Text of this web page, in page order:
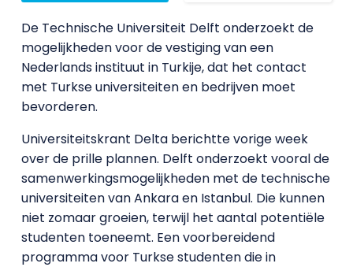
De Technische Universiteit Delft onderzoekt de
mogelijkheden voor de vestiging van een
Nederlands instituut in Turkije, dat het contact
met Turkse universiteiten en bedrijven moet
bevorderen.
Universiteitskrant Delta berichtte vorige week
over de prille plannen. Delft onderzoekt vooral de
samenwerkingsmogelijkheden met de technische
universiteiten van Ankara en Istanbul. Die kunnen
niet zomaar groeien, terwijl het aantal potentiële
studenten toeneemt. Een voorbereidend
programma voor Turkse studenten die in